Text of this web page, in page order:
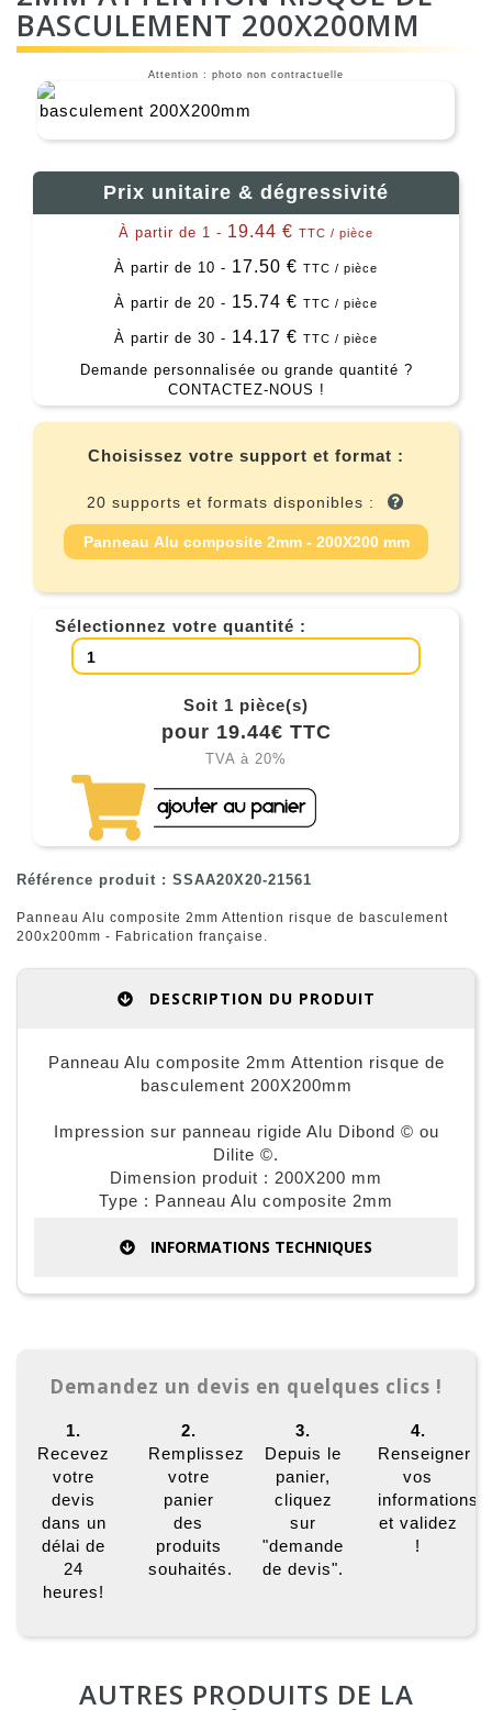
BASCULEMENT 200X200MM
Attention : photo non contractuelle
Prix unitaire & dégressivité
À partir de 1 - 19.44 € TTC / pièce
À partir de 10 - 17.50 € TTC / pièce
À partir de 20 - 15.74 € TTC / pièce
À partir de 30 - 14.17 € TTC / pièce
Demande personnalisée ou grande quantité ?
CONTACTEZ-NOUS !
Choisissez votre support et format :
20 supports et formats disponibles :
Panneau Alu composite 2mm - 200X200 mm
Sélectionnez votre quantité :
Soit 1 pièce(s)
pour 19.44€ TTC
TVA à 20%
Référence produit : SSAA20X20-21561
Panneau Alu composite 2mm Attention risque de basculement
200x200mm - Fabrication française.
DESCRIPTION DU PRODUIT
Panneau Alu composite 2mm Attention risque de
basculement 200X200mm
Impression sur panneau rigide Alu Dibond © ou
Dilite ©.
Dimension produit : 200X200 mm
Type : Panneau Alu composite 2mm
INFORMATIONS TECHNIQUES
Demandez un devis en quelques clics !
1.
Recevez
votre
devis
dans un
délai de
24
heures!
2.
Remplissez
votre
panier
des
produits
souhaités.
3.
Depuis le
panier,
cliquez
sur
"demande
de devis".
4.
Renseigner
vos
informations
et validez
!
AUTRES PRODUITS DE LA